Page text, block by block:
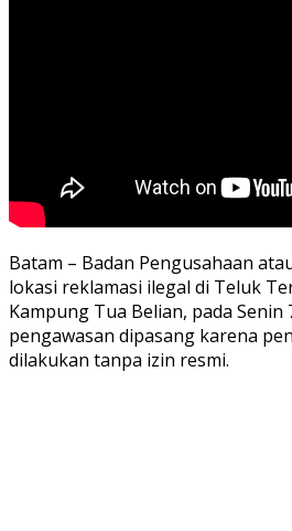
Batam – Badan Pengusahaan
lokasi reklamasi ilegal di Teluk
Kampung Tua Belian, pada Senin
pengawasan dipasang karena
dilakukan tanpa izin resmi.